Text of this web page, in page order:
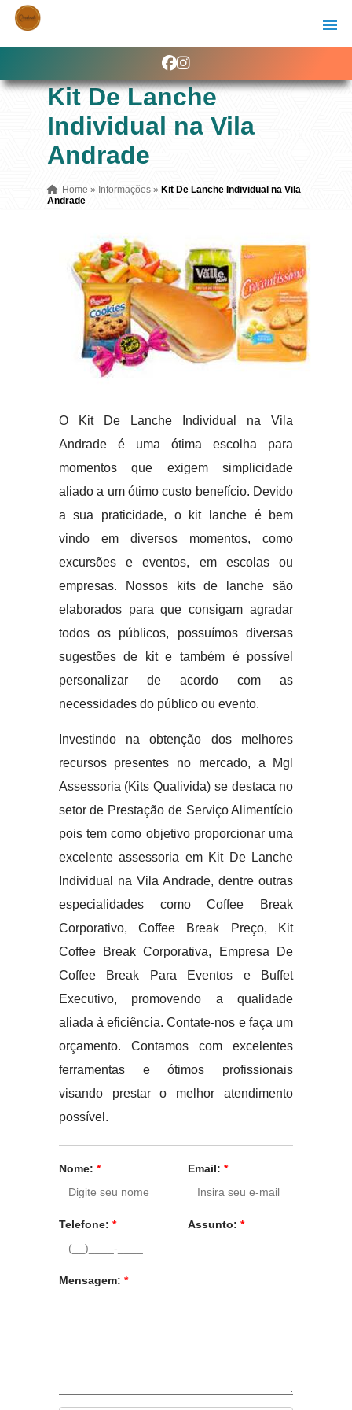
Kit De Lanche
Individual na Vila
Andrade
Home » Informações » Kit De Lanche Individual na Vila
Andrade
O Kit De Lanche Individual na Vila
Andrade é uma ótima escolha para
momentos que exigem simplicidade
aliado a um ótimo custo benefício. Devido
a sua praticidade, o kit lanche é bem
vindo em diversos momentos, como
excursões e eventos, em escolas ou
empresas. Nossos kits de lanche são
elaborados para que consigam agradar
todos os públicos, possuímos diversas
sugestões de kit e também é possível
personalizar de acordo com as
necessidades do público ou evento.
Investindo na obtenção dos melhores
recursos presentes no mercado, a Mgl
Assessoria (Kits Qualivida) se destaca no
setor de Prestação de Serviço Alimentício
pois tem como objetivo proporcionar uma
excelente assessoria em Kit De Lanche
Individual na Vila Andrade, dentre outras
especialidades como Coffee Break
Corporativo, Coffee Break Preço, Kit
Coffee Break Corporativa, Empresa De
Coffee Break Para Eventos e Buffet
Executivo, promovendo a qualidade
aliada à eficiência. Contate-nos e faça um
orçamento. Contamos com excelentes
ferramentas e ótimos profissionais
visando prestar o melhor atendimento
possível.
Nome: * Email: *
Telefone: * Assunto: *
Mensagem: *